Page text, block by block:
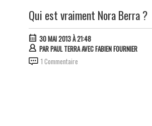
Qui est vraiment Nora Berra ?
30 MAI 2013 À 21:48
PARPAUL TERRA AVEC FABIEN FOURNIER
1 Commentaire